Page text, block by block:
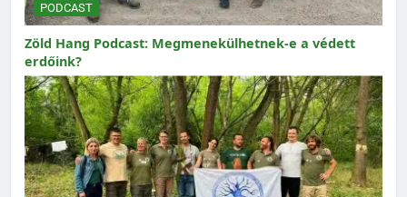
PODCAST
Zöld Hang Podcast: Megmenekülhetnek-e a védett
erdőink?